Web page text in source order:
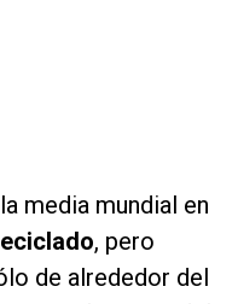
media mundial en
, pero
de alrededor del